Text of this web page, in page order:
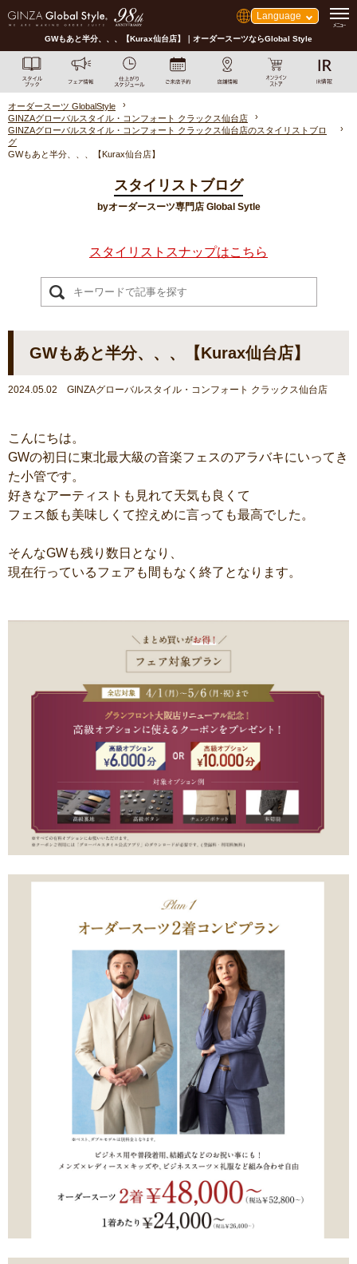
Language
GWもあと半分、、、【Kurax仙台店】｜オーダースーツならGlobal Style
オーダースーツ GlobalStyle
GINZAグローバルスタイル・コンフォート クラックス仙台店
GINZAグローバルスタイル・コンフォート クラックス仙台店のスタイリストブロ
グ
GWもあと半分、、、【Kurax仙台店】
スタイリストブログ
byオーダースーツ専門店 Global Sytle
スタイリストスナップはこちら
GWもあと半分、、、【Kurax仙台店】
2024.05.02 GINZAグローバルスタイル・コンフォート クラックス仙台店
こんにちは。
GWの初日に東北最大級の音楽フェスのアラバキにいってき
た小管です。
好きなアーティストも見れて天気も良くて
フェス飯も美味しくて控えめに言っても最高でした。
そんなGWも残り数日となり、
現在行っているフェアも間もなく終了となります。